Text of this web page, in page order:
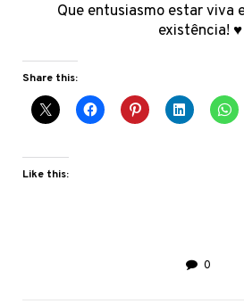
Que entusiasmo estar viva
existência! ♥
Share this:
Like this:
0